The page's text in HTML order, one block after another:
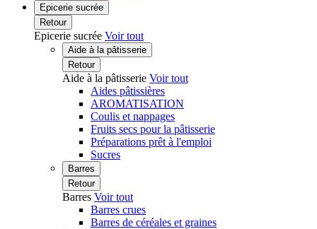
Epicerie sucrée
Retour
Epicerie sucrée Voir tout
Aide à la pâtisserie
Retour
Aide à la pâtisserie Voir tout
Aides pâtissières
AROMATISATION
Coulis et nappages
Fruits secs pour la pâtisserie
Préparations prêt à l'emploi
Sucres
Barres
Retour
Barres Voir tout
Barres crues
Barres de céréales et graines